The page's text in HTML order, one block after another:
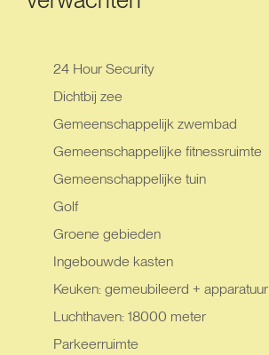
24 Hour Security
Dichtbij zee
Gemeenschappelijk zwembad
Gemeenschappelijke fitnessruimte
Gemeenschappelijke tuin
Golf
Groene gebieden
Ingebouwde kasten
Keuken: gemeubileerd + apparatuur
Luchthaven: 18000 meter
Parkeerruimte